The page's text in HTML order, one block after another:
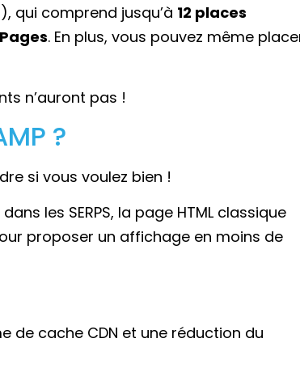
qui comprend jusqu’à 12 places
. En plus, vous pouvez même
n’auront pas !
?
si vous voulez bien !
les SERPS, la page HTML classique
proposer un affichage en moins de
de cache CDN et une réduction du